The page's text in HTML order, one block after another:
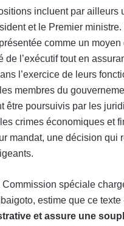
incluent par ailleurs
et le Premier ministre.
comme un moyen
de l’exécutif tout en
l’exercice de leurs
membres du
être poursuivis par les
crimes économiques et
mandat, une décision qui
Commission spéciale
estime que ce texte
et assure une